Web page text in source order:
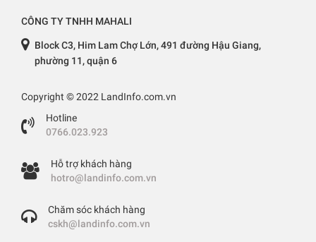
CÔNG TY TNHH MAHALI
Block C3, Him Lam Chợ Lớn, 491 đường Hậu Giang,
phường 11, quận 6
Copyright © 2022 LandInfo.com.vn
Hotline
0766.023.923
Hỗ trợ khách hàng
hotro@landinfo.com.vn
Chăm sóc khách hàng
cskh@landinfo.com.vn